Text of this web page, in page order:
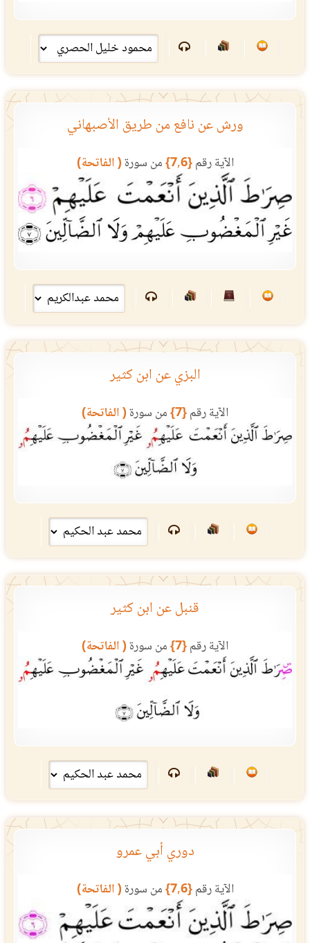
ورش عن نافع من طريق الأصبهاني
الآية رقم{7,6} من سورة( الفاتحة)
البزي عن ابن كثير
الآية رقم{7} من سورة( الفاتحة)
قنبل عن ابن كثير
الآية رقم{7} من سورة( الفاتحة)
دوري أبي عمرو
الآية رقم{7,6} من سورة( الفاتحة)